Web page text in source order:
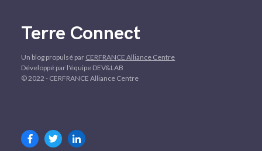
Terre Connect
Un blog propulsé par CERFRANCE Alliance Centre
Développé par l'équipe DEV&LAB
© 2022 - CERFRANCE Alliance Centre